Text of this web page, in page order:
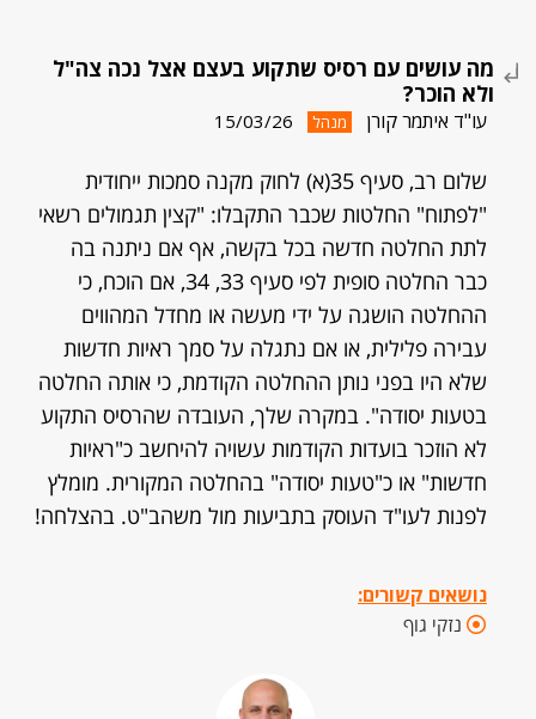
מה עושים עם רסיס שתקוע בעצם אצל נכה צה"ל
ולא הוכר?
עו"ד איתמר קורן מנהל 15/03/26
שלום רב, סעיף 35(א) לחוק מקנה סמכות ייחודית
"לפתוח" החלטות שכבר התקבלו: "קצין תגמולים רשאי
לתת החלטה חדשה בכל בקשה, אף אם ניתנה בה
כבר החלטה סופית לפי סעיף 33, 34, אם הוכח, כי
ההחלטה הושגה על ידי מעשה או מחדל המהווים
עבירה פלילית, או אם נתגלה על סמך ראיות חדשות
שלא היו בפני נותן ההחלטה הקודמת, כי אותה החלטה
בטעות יסודה". במקרה שלך, העובדה שהרסיס התקוע
לא הוזכר בועדות הקודמות עשויה להיחשב כ"ראיות
חדשות" או כ"טעות יסודה" בהחלטה המקורית. מומלץ
לפנות לעו"ד העוסק בתביעות מול משהב"ט. בהצלחה!
נושאים קשורים:
נזקי גוף